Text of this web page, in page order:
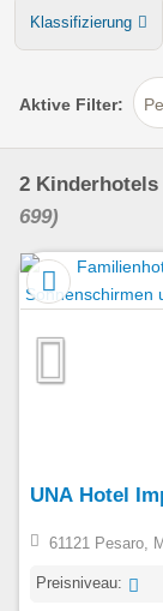
Klassifizierung
Verpflegung
Aktive Filter:
2 Kinderhotels
699)
UNA Hotel
61121 Pesaro,
Preisniveau: